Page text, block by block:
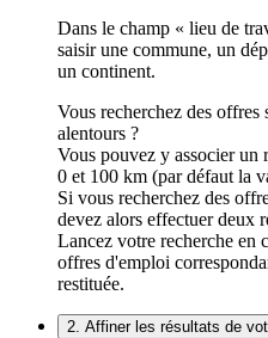
Dans le champ « lieu de
saisir une commune, un
un continent.
Vous recherchez des offres
alentours ?
Vous pouvez y associer un
0 et 100 km (par défaut la
Si vous recherchez des
devez alors effectuer deux
Lancez votre recherche en
offres d'emploi
restituée.
2. Affiner les résultats de